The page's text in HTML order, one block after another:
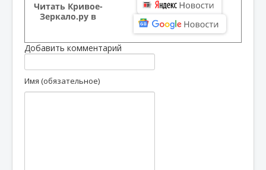
Читать Кривое-
Зеркало.ру в
Добавить комментарий
Имя (обязательное)